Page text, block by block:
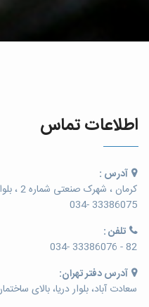
اطلاعات تماس
آدرس :
کرمان
33386075 -034
تلفن :
82 - 33386076 -034
آدرس دفتر تهران:
سعادت آباد، بلوار دریا، بالای